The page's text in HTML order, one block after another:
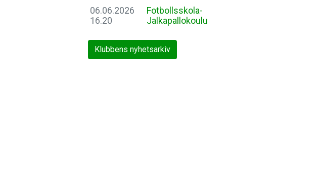
06.06.2026
16.20
Fotbollsskola-
Jalkapallokoulu
Klubbens nyhetsarkiv